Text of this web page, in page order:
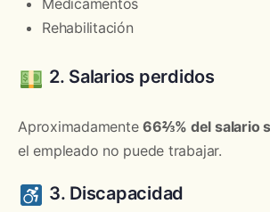
Rehabilitación
2. Salarios perdidos
Aproximadamente66⅔% del salario
el empleado no puede trabajar.
3. Discapacidad